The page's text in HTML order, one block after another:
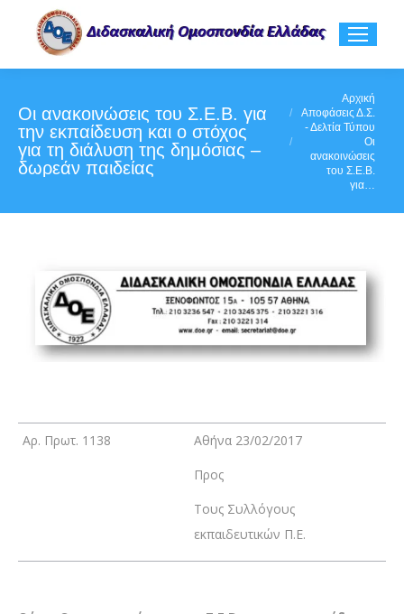
Οι ανακοινώσεις του Σ.Ε.Β. για
την εκπαίδευση και ο στόχος
για τη διάλυση της δημόσιας –
δωρεάν παιδείας
You are here:Αρχική
Αποφάσεις Δ.Σ.
- Δελτία Τύπου
Οι
ανακοινώσεις
του Σ.Ε.Β.
για…
Αρ. Πρωτ. 1138
Αθήνα 23/02/2017
Προς
Τους Συλλόγους
εκπαιδευτικών Π.Ε.